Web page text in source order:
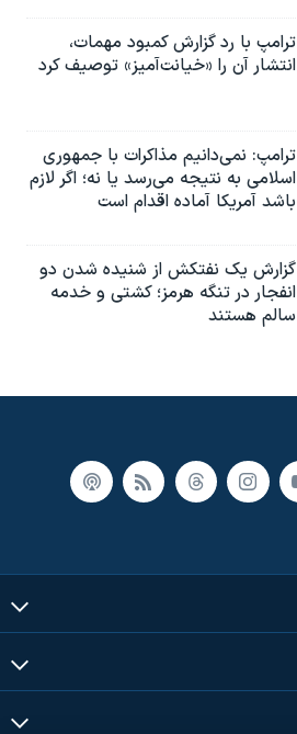
ترامپ با رد گزارش کمبود مهمات،
انتشار آن را «خیانت‌آمیز» توصیف کرد
ترامپ: نمی‌دانیم مذاکرات با جمهوری
اسلامی به نتیجه می‌رسد یا نه؛ اگر لازم
باشد آمریکا آماده اقدام است
گزارش یک نفتکش از شنیده شدن دو
انفجار در تنگه هرمز؛ کشتی و خدمه
سالم هستند